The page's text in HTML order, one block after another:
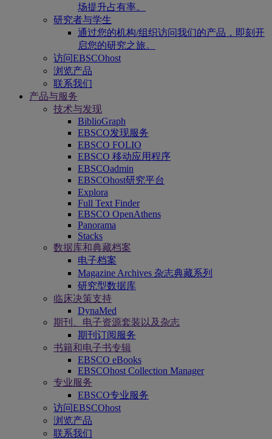
场提升占有率。
研究者与学生
通过您的机构/组织访问我们的产品，即刻开
启您的研究之旅。
访问EBSCOhost
浏览产品
联系我们
产品与服务
技术与发现
BiblioGraph
EBSCO发现服务
EBSCO FOLIO
EBSCO 移动应用程序
EBSCOadmin
EBSCOhost研究平台
Explora
Full Text Finder
EBSCO OpenAthens
Panorama
Stacks
数据库和典藏档案
电子档案
Magazine Archives 杂志典藏系列
研究型数据库
临床决策支持
DynaMed
期刊、电子资源套装以及杂志
期刊订阅服务
书籍和电子书专辑
EBSCO eBooks
EBSCOhost Collection Manager
专业服务
EBSCO专业服务
访问EBSCOhost
浏览产品
联系我们